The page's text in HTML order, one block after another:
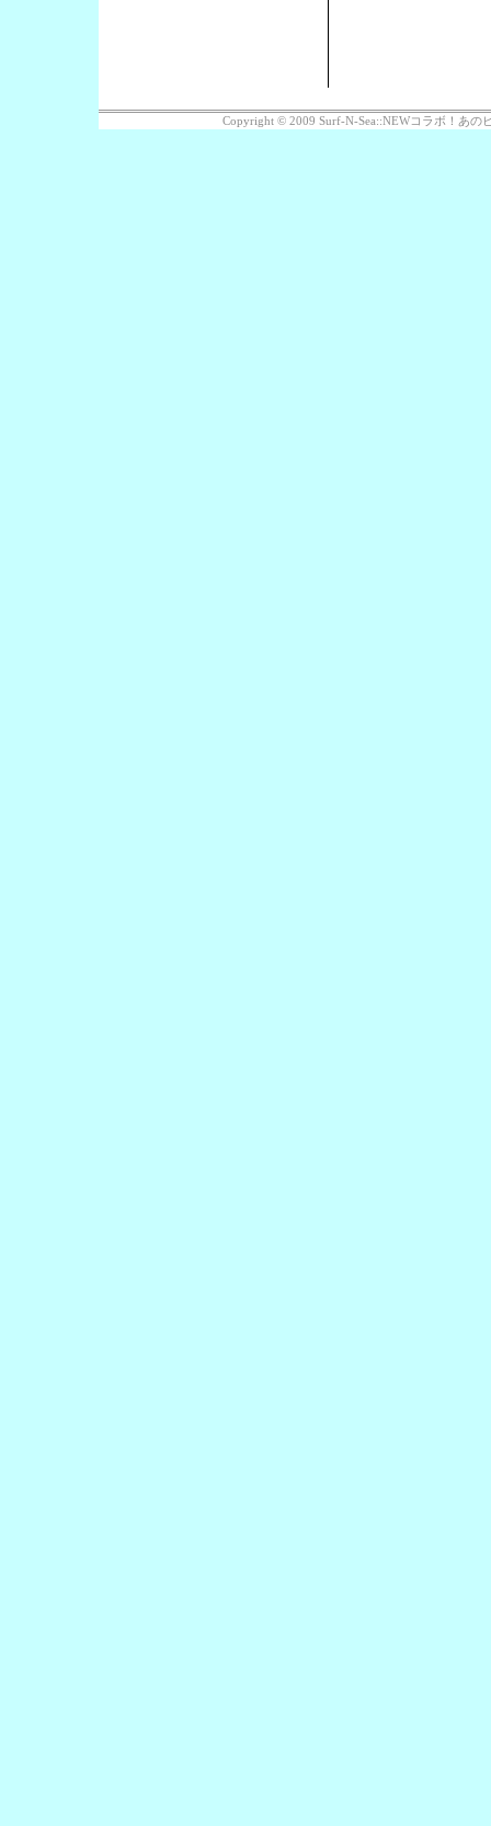
Copyright © 2009 Surf-N-Sea::NEWコラボ！あの